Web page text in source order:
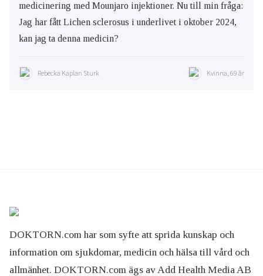
medicinering med Mounjaro injektioner. Nu till min fråga:
Jag har fått Lichen sclerosus i underlivet i oktober 2024,
kan jag ta denna medicin?
Rebecka Kaplan Sturk Kvinna, 69 år
DOKTORN.com har som syfte att sprida kunskap och
information om sjukdomar, medicin och hälsa till vård och
allmänhet. DOKTORN.com ägs av Add Health Media AB